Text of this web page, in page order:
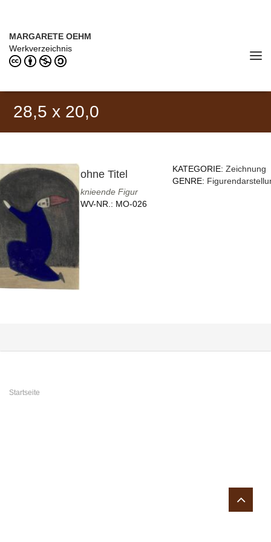
MARGARETE OEHM
Werkverzeichnis
28,5 x 20,0
ohne Titel
knieende Figur
WV-NR.: MO-026
KATEGORIE:Zeichnung
GENRE:
Sie sind hier
Startseite